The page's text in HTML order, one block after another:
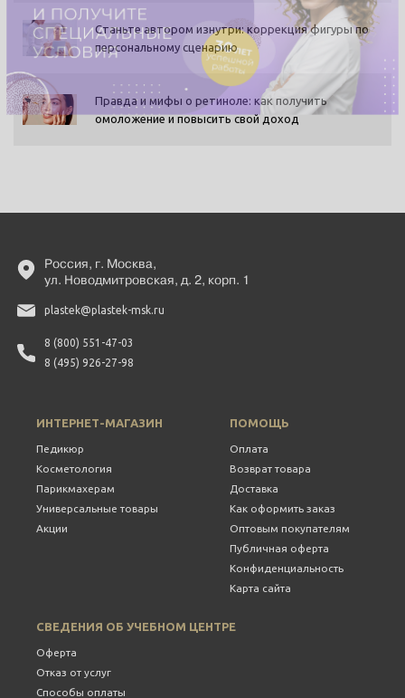
Станьте автором изнутри: коррекция фигуры по
персональному сценарию
Правда и мифы о ретиноле: как получить
омоложение и повысить свой доход
Россия, г. Москва,
ул. Новодмитровская, д. 2, корп. 1
plastek@plastek-msk.ru
8 (800) 551-47-03
8 (495) 926-27-98
ИНТЕРНЕТ-МАГАЗИН
Педикюр
Косметология
Парикмахерам
Универсальные товары
Акции
ПОМОЩЬ
Оплата
Возврат товара
Доставка
Как оформить заказ
Оптовым покупателям
Публичная оферта
Конфиденциальность
Карта сайта
СВЕДЕНИЯ ОБ УЧЕБНОМ ЦЕНТРЕ
Оферта
Отказ от услуг
Способы оплаты